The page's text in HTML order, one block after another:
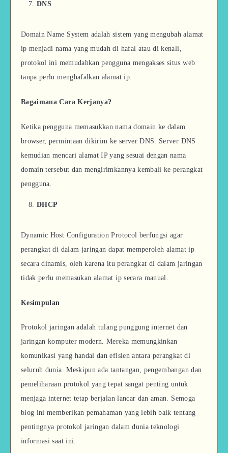
DNS
Domain Name System adalah sistem yang mengubah alamat
ip menjadi nama yang mudah di hafal atau di kenali,
protokol ini memudahkan pengguna mengakses situs web
tanpa perlu menghafalkan alamat ip.
Bagaimana Cara Kerjanya?
Ketika pengguna memasukkan nama domain ke dalam
browser, permintaan dikirim ke server DNS. Server DNS
kemudian mencari alamat IP yang sesuai dengan nama
domain tersebut dan mengirimkannya kembali ke perangkat
pengguna.
DHCP
Dynamic Host Configuration Protocol berfungsi agar
perangkat di dalam jaringan dapat memperoleh alamat ip
secara dinamis, oleh karena itu perangkat di dalam jaringan
tidak perlu memasukan alamat ip secara manual.
Kesimpulan
Protokol jaringan adalah tulang punggung internet dan
jaringan komputer modern. Mereka memungkinkan
komunikasi yang handal dan efisien antara perangkat di
seluruh dunia. Meskipun ada tantangan, pengembangan dan
pemeliharaan protokol yang tepat sangat penting untuk
menjaga internet tetap berjalan lancar dan aman. Semoga
blog ini memberikan pemahaman yang lebih baik tentang
pentingnya protokol jaringan dalam dunia teknologi
informasi saat ini.